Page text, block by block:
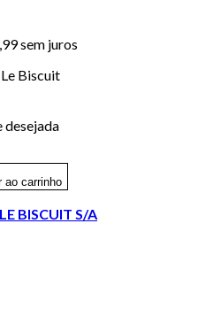
sem juros
Le Biscuit
desejada
ao carrinho
BISCUIT S/A